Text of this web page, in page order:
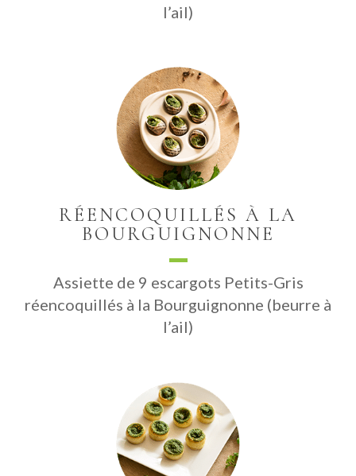
l’ail)
RÉENCOQUILLÉS À LA
BOURGUIGNONNE
Assiette de 9 escargots Petits-Gris
réencoquillés à la Bourguignonne (beurre à
l’ail)